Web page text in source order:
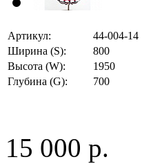
Артикул:
44-004-14
Ширина (S):
800
Высота (W):
1950
Глубина (G):
700
15 000 р.